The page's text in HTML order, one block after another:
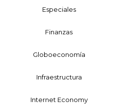
Especiales
Finanzas
Globoeconomía
Infraestructura
Internet Economy